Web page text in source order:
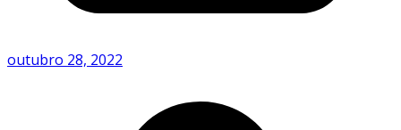
outubro 28, 2022